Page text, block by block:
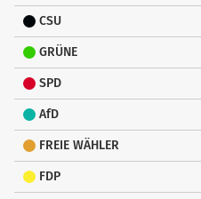
CSU
GRÜNE
SPD
AfD
FREIE WÄHLER
FDP